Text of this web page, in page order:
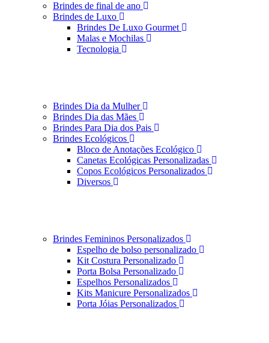
Brindes de final de ano
Brindes de Luxo
Brindes De Luxo Gourmet
Malas e Mochilas
Tecnologia
Brindes Dia da Mulher
Brindes Dia das Mães
Brindes Para Dia dos Pais
Brindes Ecológicos
Bloco de Anotações Ecológico
Canetas Ecológicas Personalizadas
Copos Ecológicos Personalizados
Diversos
Brindes Femininos Personalizados
Espelho de bolso personalizado
Kit Costura Personalizado
Porta Bolsa Personalizado
Espelhos Personalizados
Kits Manicure Personalizados
Porta Jóias Personalizados